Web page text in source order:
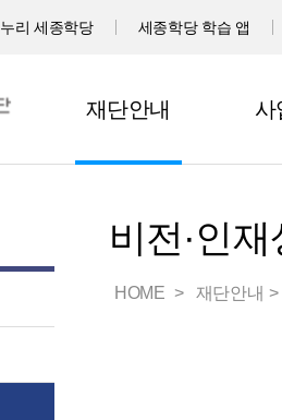
누리 세종학당 세종학당 학습 앱
재단안내 사
비전·인재
HOME 재단안내